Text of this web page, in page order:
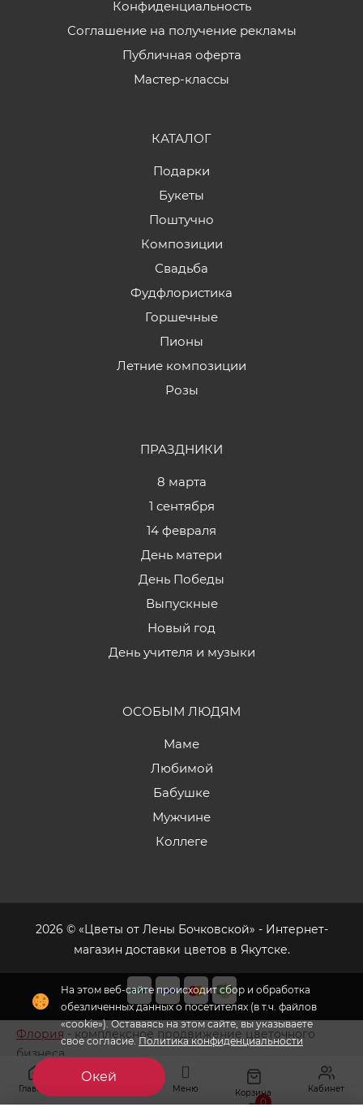
Главная Меню Корзина
0
Кабинет
На этом веб-сайте происходит сбор и обработка
обезличенных данных о посетителях (в т.ч. файлов
«cookie»). Оставаясь на этом сайте, вы указываете
свое согласие.Политика конфиденциальности
Окей
Конфиденциальность
Соглашение на получение рекламы
Публичная оферта
Мастер-классы
КАТАЛОГ
Подарки
Букеты
Поштучно
Композиции
Свадьба
Фудфлористика
Горшечные
Пионы
Летние композиции
Розы
ПРАЗДНИКИ
8 марта
1 сентября
14 февраля
День матери
День Победы
Выпускные
Новый год
День учителя и музыки
ОСОБЫМ ЛЮДЯМ
Маме
Любимой
Бабушке
Мужчине
Коллеге
2026 © «Цветы от Лены Бочковской» - Интернет-
магазин доставки цветов в Якутске.
Флория - комплексное продвижение цветочного
бизнеса